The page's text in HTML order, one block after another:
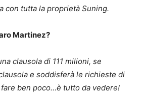
con tutta la proprietà Suning.
Martinez?
clausola di 111 milioni, se
e soddisferà le richieste di
ben poco…è tutto da vedere!